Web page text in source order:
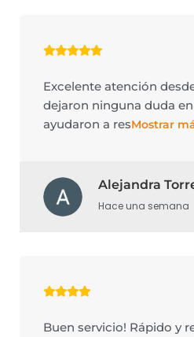
Excelente atención
dejaron ninguna duda
ayudaron a resMostrar
Alejandra
Hace una semana
Buen servicio! Rápido y